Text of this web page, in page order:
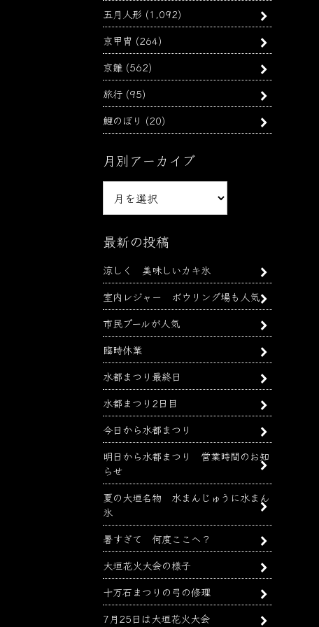
五月人形 (1,092)
京甲冑 (264)
京雛(562)
旅行(95)
鯉のぼり (20)
月別アーカイブ
ー
イ
ブ
最新の投稿
涼しく 美味しいカキ氷
室内レジャー ボウリング場も人気
市民プールが人気
臨時休業
水都まつり最終日
水都まつり2日目
今日から水都まつり
明日から水都まつり 営業時間のお知
らせ
夏の大垣名物 水まんじゅうに水まん
氷
暑すぎて 何度ここへ？
大垣花火大会の様子
十万石まつりの弓の修理
7月25日は大垣花火大会